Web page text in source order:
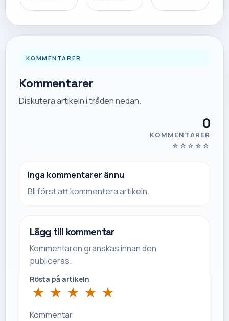
KOMMENTARER
Kommentarer
Diskutera artikeln i tråden nedan.
0
KOMMENTARER
☆ ☆ ☆ ☆ ☆
Inga kommentarer ännu
Bli först att kommentera artikeln.
Lägg till kommentar
Kommentaren granskas innan den
publiceras.
Rösta på artikeln
★ ★ ★ ★ ★
Kommentar